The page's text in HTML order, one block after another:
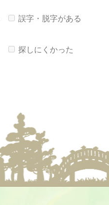
誤字・脱字がある
探しにくかった